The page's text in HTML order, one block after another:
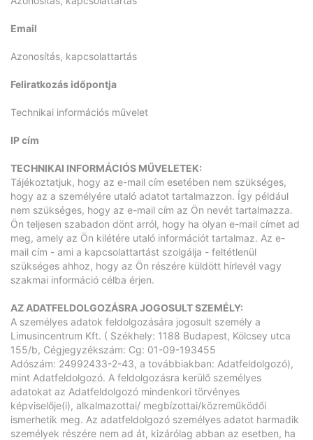
Email
Azonosítás, kapcsolattartás
Feliratkozás időpontja
Technikai információs művelet
IP cím
TECHNIKAI INFORMÁCIÓS MŰVELETEK:
Tájékoztatjuk, hogy az e-mail cím esetében nem szükséges,
hogy az a személyére utaló adatot tartalmazzon. Így például
nem szükséges, hogy az e-mail cím az Ön nevét tartalmazza.
Ön teljesen szabadon dönt arról, hogy ha olyan e-mail címet ad
meg, amely az Ön kilétére utaló információt tartalmaz. Az e-
mail cím - ami a kapcsolattartást szolgálja - feltétlenül
szükséges ahhoz, hogy az Ön részére küldött hírlevél vagy
szakmai információ célba érjen.
AZ ADATFELDOLGOZÁSRA JOGOSULT SZEMÉLY:
A személyes adatok feldolgozására jogosult személy a
Limusincentrum Kft. ( Székhely: 1188 Budapest, Kölcsey utca
155/b, Cégjegyzékszám: Cg: 01-09-193455
Adószám: 24992433-2-43, a továbbiakban: Adatfeldolgozó),
mint Adatfeldolgozó. A feldolgozásra kerülő személyes
adatokat az Adatfeldolgozó mindenkori törvényes
képviselője(i), alkalmazottai/ megbízottai/közreműködői
ismerhetik meg. Az adatfeldolgozó személyes adatot harmadik
személyek részére nem ad át, kizárólag abban az esetben, ha